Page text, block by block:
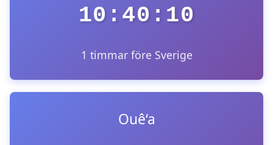
10:40:10
1 timmar före Sverige
Ouê‘a